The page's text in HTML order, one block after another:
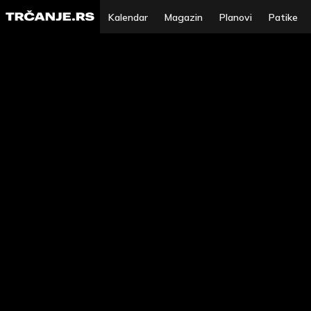
Kalendar Magazin Planovi Patike